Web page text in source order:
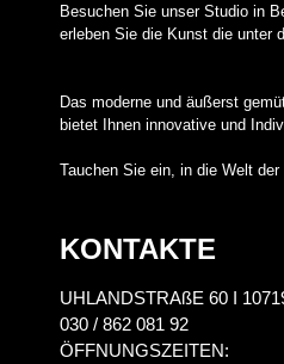
Besuchen Sie unser Studio in
erleben Sie die Kunst die unter
Das moderne und äußerst
bietet Ihnen innovative und
Tauchen Sie ein, in die Welt der
KONTAKTE
UHLANDSTRAßE 60 I
030 / 862 081 92
ÖFFNUNGSZEITEN: